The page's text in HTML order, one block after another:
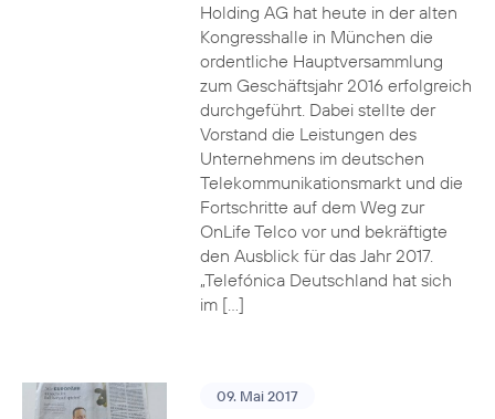
Holding AG hat heute in der alten
Kongresshalle in München die
ordentliche Hauptversammlung
zum Geschäftsjahr 2016 erfolgreich
durchgeführt. Dabei stellte der
Vorstand die Leistungen des
Unternehmens im deutschen
Telekommunikationsmarkt und die
Fortschritte auf dem Weg zur
OnLife Telco vor und bekräftigte
den Ausblick für das Jahr 2017.
„Telefónica Deutschland hat sich
im […]
09. Mai 2017